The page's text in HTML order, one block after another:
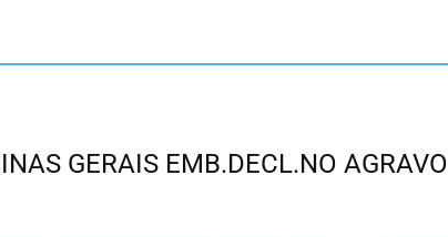
GERAIS EMB.DECL.NO AGRAVO